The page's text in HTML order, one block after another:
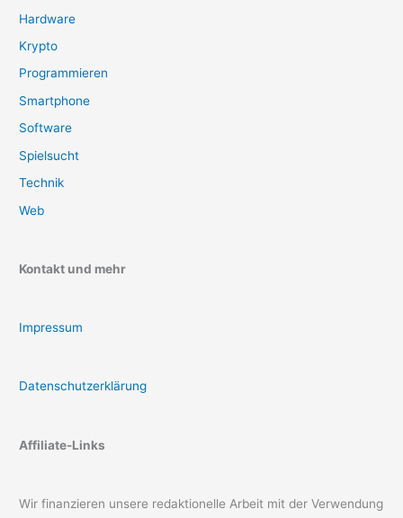
Hardware
Krypto
Programmieren
Smartphone
Software
Spielsucht
Technik
Web
Kontakt und mehr
Impressum
Datenschutzerklärung
Affiliate-Links
Wir finanzieren unsere redaktionelle Arbeit mit der Verwendung